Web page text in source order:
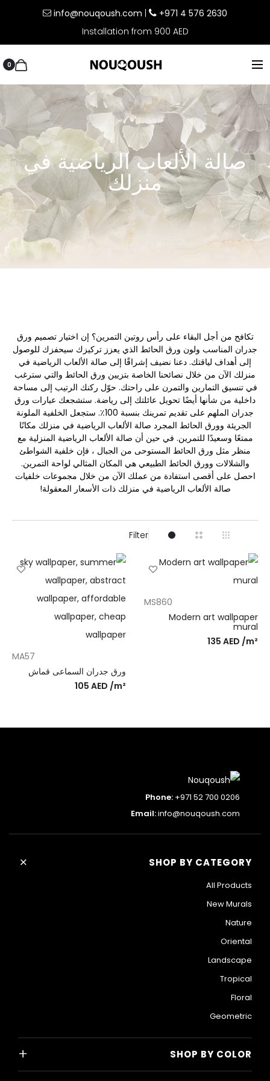
info@nouqoush.com
+971 4 576 2630
Installation from 900 AED
0
صالة الألعاب الرياضية في
منزلك
تكافح من أجل البقاء على رأس روتين التمرين؟ إن اختيار تصميم ورق
جدران المناسب ولون ورق الحائط الذي يعزز تركيزك سيحفزك للوصول
إلى أهداف لياقتك. دعنا نضيف إشراقًا إلى صالة الألعاب الرياضية في
منزلك الآن من خلال نصائحنا الخاصة بتزيين ورق الحائط والتي سترغب
في تنسيق التمارين والتمرن على راحتك. حوّل ركنك الرتيب إلى مساحة
داخلية من شأنها أيضًا تحويل عائلتك إلى رياضة. ستشجعك عبارات ورق
جدران الملهم على تقديم تمرينك بنسبة 100٪. ستجعل الخلفية الملونة
الجريئة وورق الحائط المجرد صالة الألعاب الرياضية في منزلك مكانًا
ممتعًا وسعيدًا للتمرين. في حين أن صالة الألعاب الرياضية المنزلية مع
منظر مثل ورق الحائط المستوحى من الجبال ، فإن خلفية الشواطئ
والشلالات وورق الحائط الطبيعي هي المكان المثالي لواحة التمرين.
احصل على أقصى استفادة من عملك الآن من خلال مجموعات خلفيات
صالة الألعاب الرياضية في منزلك ذات الأسعار المعقولة!
Filter
MS860
Modern art wallpaper
mural
135 AED /m²
MA57
ورق جدران السماعی قماش
105 AED /m²
Phone: +971 52 700 0206
Email:info@nouqoush.com
SHOP BY CATEGORY
+
All Products
New Murals
Nature
Oriental
Landscape
Tropical
Floral
Geometric
SHOP BY COLOR
+